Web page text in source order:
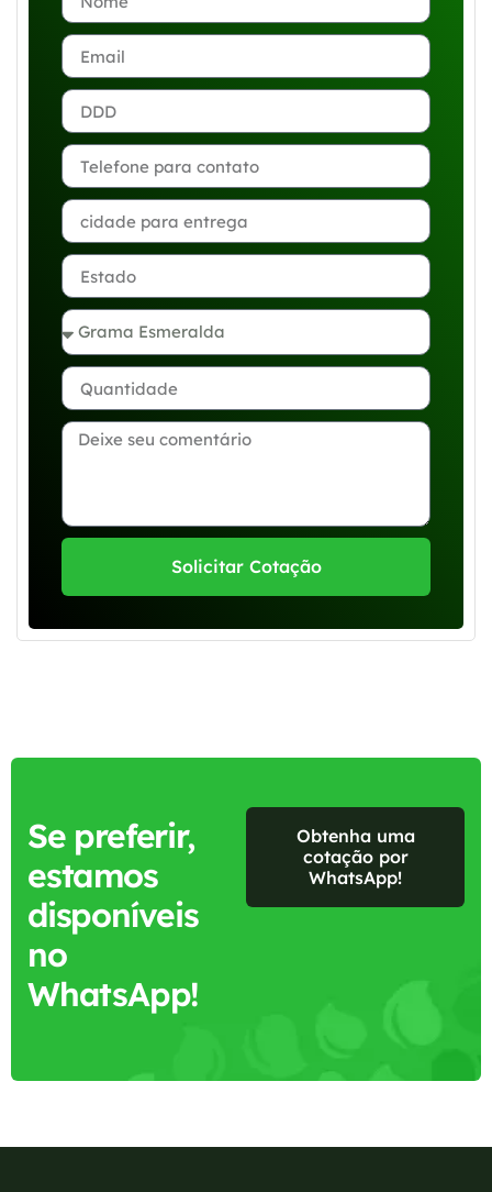
Solicitar Cotação
Se preferir,
estamos
disponíveis
no
WhatsApp!
Obtenha uma
cotação por
WhatsApp!